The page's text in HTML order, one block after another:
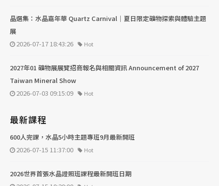
晶選集：水晶嘉年華 Quartz Carnival｜夏日限定礦物探索與體驗主題
展
2026-07-17 18:43:26
Hot
2027年01 礦物展展覽招商報名與相關資訊 Announcement of 2027
Taiwan Mineral Show
2026-07-03 09:15:09
Hot
最新課程
600人完課，水晶5小時主題專班9月最新開班
2026-07-15 11:37:00
Hot
2026世界首張水晶證照班課程最新開班日期